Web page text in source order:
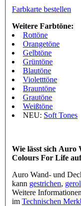
Farbkarte bestellen
Weitere Farbtöne:
Rottöne
Orangetöne
Gelbtöne
Grüntöne
Blautöne
Violetttöne
Brauntöne
Grautöne
Weißtöne
NEU: Soft Tones
Wie lässt sich Auro
Colours For Life
Auro Wand- und
kann gestrichen,
Weitere
im Technischen